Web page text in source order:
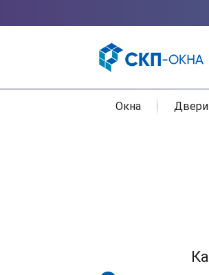
Окна Двери